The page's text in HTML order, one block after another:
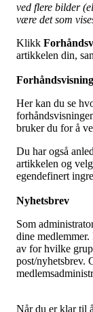
ved flere bilder
være det som
Klikk
artikkelen din,
Forhåndsvisning
Her kan du se
bruker du for å
Du har også
artikkelen og
egendefinert
Nyhetsbrev
Som
dine
av for hvilke
post/nyhetsbrev.
Når du er klar til